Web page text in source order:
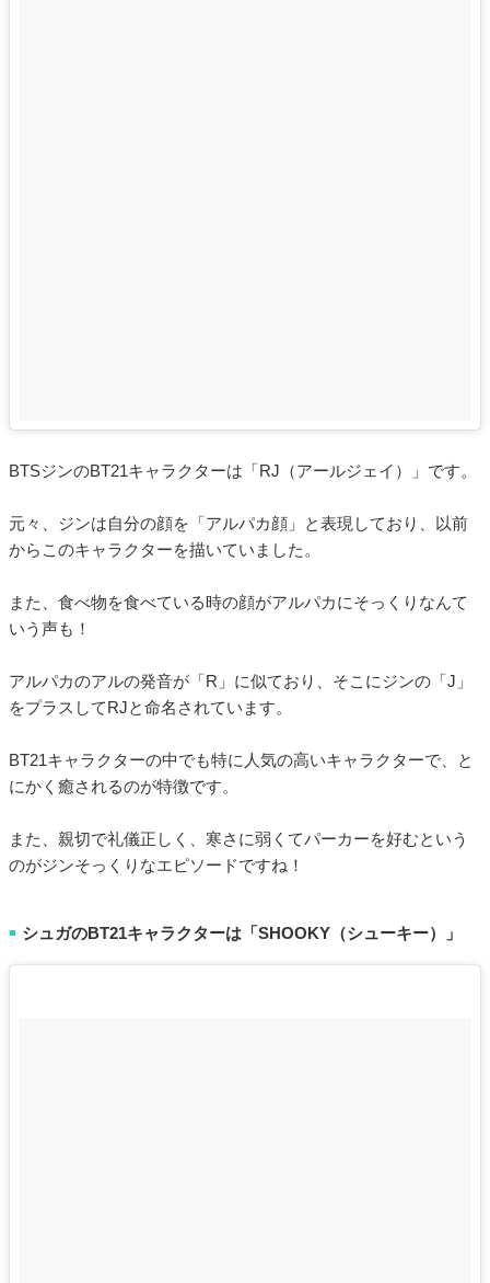
BTSジンのBT21キャラクターは「RJ（アールジェイ）」です。
元々、ジンは自分の顔を「アルパカ顔」と表現しており、以前
からこのキャラクターを描いていました。
また、食べ物を食べている時の顔がアルパカにそっくりなんて
いう声も！
アルパカのアルの発音が「R」に似ており、そこにジンの「J」
をプラスしてRJと命名されています。
BT21キャラクターの中でも特に人気の高いキャラクターで、と
にかく癒されるのが特徴です。
また、親切で礼儀正しく、寒さに弱くてパーカーを好むという
のがジンそっくりなエピソードですね！
■ シュガのBT21キャラクターは「SHOOKY（シューキー）」